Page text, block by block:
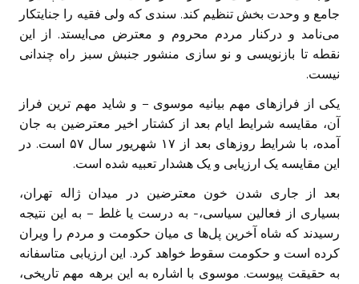
جامع و وحدت بخش تنظیم کند. سندی که ولی فقیه را جنایتکار
می‌نامد و درکنار مردم محروم و معترض می‌ایستد. از این
نقطه تا بازنویسی و نو سازی منشور جنبش سبز راه چندانی
نیست.
یکی از فراز‌های مهم بیانیه موسوی – و شاید مهم ترین فراز
آن، مقایسه شرایط ایام بعد از کشتار اخیر معترضین به جان
آمده، با شرایط روز‌های بعد از ۱۷ شهریور سال ۵۷ است. در
این مقایسه یک ارزیابی و یک هشدار تعبیه شده است.
بعد از جاری شدن خون معترضین در میدان ژاله تهران،
بسیاری از فعالین سیاسی،- به درست یا غلط – به این نتیجه
رسیدند که شاه آخرین پل‌ها ی میان حکومت و مردم را ویران
کرده است و حکومت سقوط خواهد کرد. این ارزیابی متاسفانه
به حقیقت پیوست. موسوی با اشاره به این برهه مهم تاریخی،